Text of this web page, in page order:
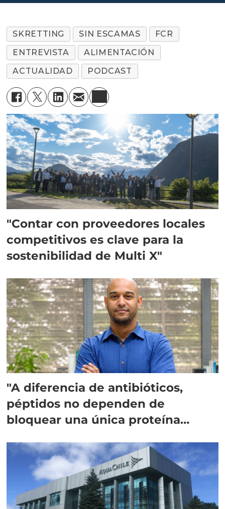
SKRETTING SIN ESCAMAS
FCR
ENTREVISTA
ALIMENTACIÓN
ACTUALIDAD
PODCAST
"Contar con proveedores locales
competitivos es clave para la
sostenibilidad de Multi X"
"A diferencia de antibióticos,
péptidos no dependen de
bloquear una única proteína